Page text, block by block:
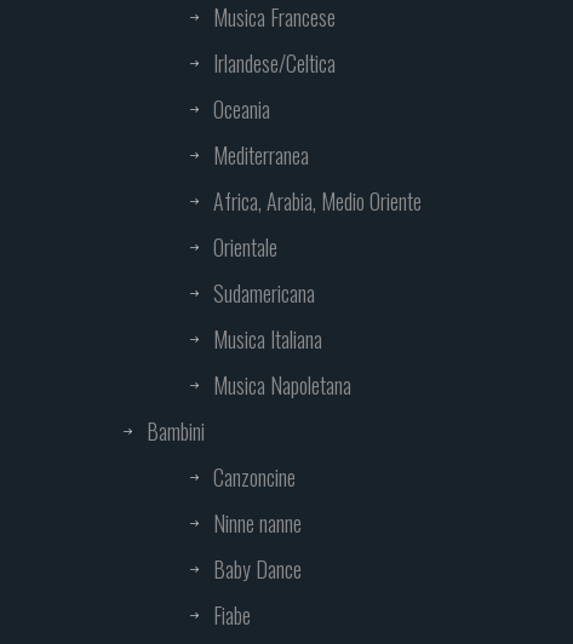
Musica Francese
Irlandese/Celtica
Oceania
Mediterranea
Africa, Arabia, Medio Oriente
Orientale
Sudamericana
Musica Italiana
Musica Napoletana
Bambini
Canzoncine
Ninne nanne
Baby Dance
Fiabe